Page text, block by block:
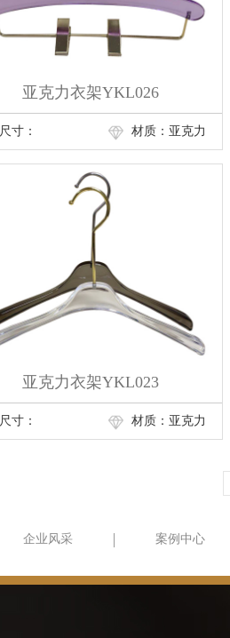
亚克力衣架YKL026
尺寸： 材质：亚克力
亚克力衣架YKL023
尺寸： 材质：亚克力
企业风采 案例中心